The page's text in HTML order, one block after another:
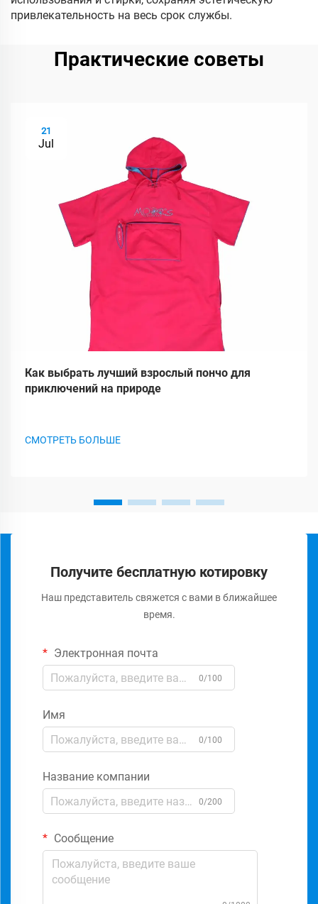
привлекательность на весь срок службы.
Практические советы
21
Jul
Как выбрать лучший взрослый пончо для
приключений на природе
СМОТРЕТЬ БОЛЬШЕ
Получите бесплатную котировку
Наш представитель свяжется с вами в ближайшее
время.
Электронная почта
0/100
Имя
0/100
Название компании
0/200
Сообщение